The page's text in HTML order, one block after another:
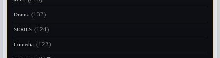
Drama (132)
SERIES (124)
Comedia (122)